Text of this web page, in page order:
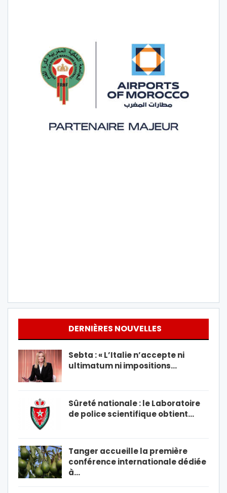
DERNIÈRES NOUVELLES
Sebta : « L’Italie n’accepte ni
ultimatum ni impositions…
Sûreté nationale : le Laboratoire
de police scientifique obtient…
Tanger accueille la première
conférence internationale dédiée
à…